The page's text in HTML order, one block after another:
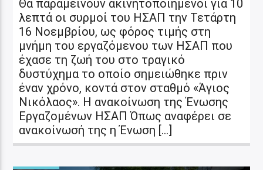
Θα παραμείνουν ακινητοποιημένοι για 10
λεπτά οι συρμοί του ΗΣΑΠ την Τετάρτη
16 Νοεμβρίου, ως φόρος τιμής στη
μνήμη του εργαζόμενου των ΗΣΑΠ που
έχασε τη ζωή του στο τραγικό
δυστύχημα το οποίο σημειώθηκε πριν
έναν χρόνο, κοντά στον σταθμό «Άγιος
Νικόλαος». Η ανακοίνωση της Ένωσης
Εργαζομένων ΗΣΑΠ Όπως αναφέρει σε
ανακοίνωσή της η Ένωση […]